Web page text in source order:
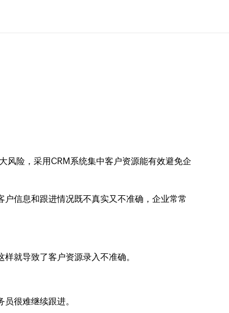
风险，采用CRM系统集中客户资源能有效避免企
信息和跟进情况既不真实又不准确，企业常常
就导致了客户资源录入不准确。
很难继续跟进。